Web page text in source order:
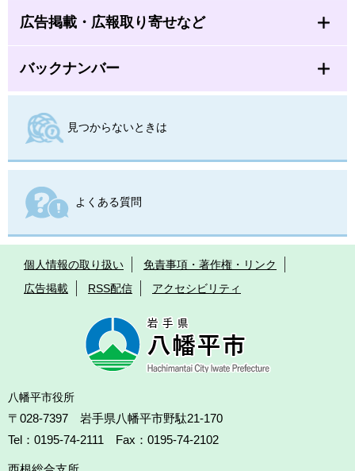
広告掲載・広報取り寄せなど
バックナンバー
見つからないときは
よくある質問
個人情報の取り扱い
免責事項・著作権・リンク
広告掲載
RSS配信 アクセシビリティ
八幡平市役所
〒028-7397 岩手県八幡平市野駄21-170
Tel：0195-74-2111 Fax：0195-74-2102